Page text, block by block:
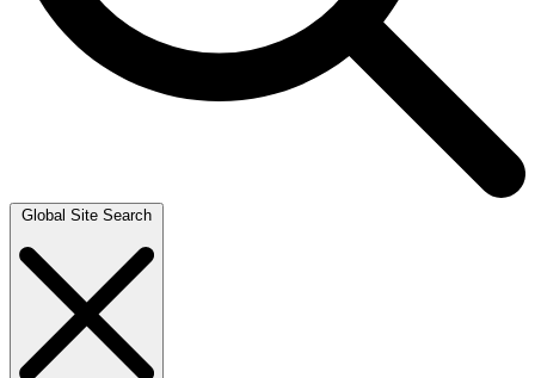
Global Site Search